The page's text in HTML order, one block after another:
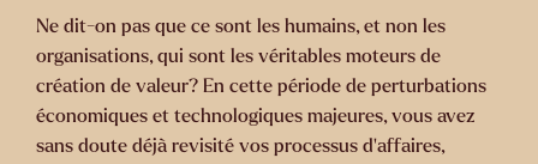
Ne dit-on pas que ce sont les humains, et non les
organisations, qui sont les véritables moteurs de
création de valeur? En cette période de perturbations
économiques et technologiques majeures, vous avez
sans doute déjà revisité vos processus d’affaires,